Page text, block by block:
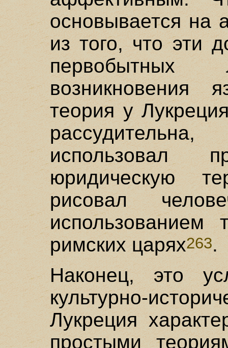
основывается на
из того, что эти
возникновения
теория у
использовал
юридическую
рисовал
использованием
римских царях263.
Наконец, это
культурно-
Лукреция
простыми